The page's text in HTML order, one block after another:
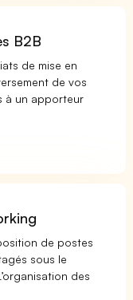
B2B
de mise en
de vos
à un apporteur
de postes
sous le
des